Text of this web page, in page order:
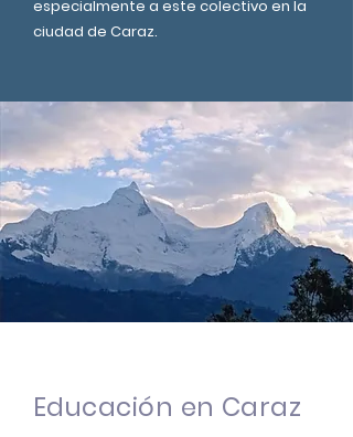
especialmente a este colectivo en la
ciudad de Caraz.
Educación en Caraz